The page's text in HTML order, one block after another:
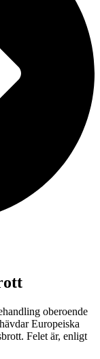
oberoende
Europeiska
Felet är, enligt